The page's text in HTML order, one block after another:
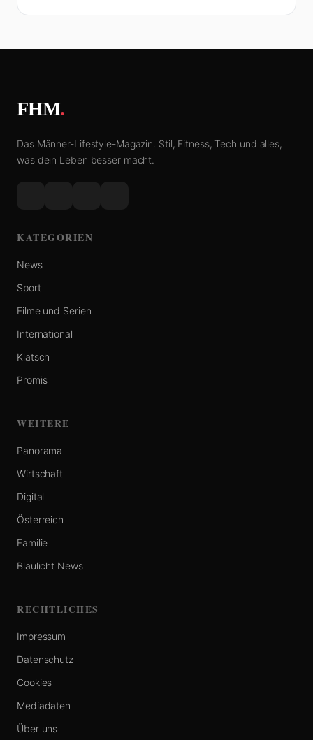
FHM.
Das Männer-Lifestyle-Magazin. Stil, Fitness, Tech und alles,
was dein Leben besser macht.
KATEGORIEN
News
Sport
Filme und Serien
International
Klatsch
Promis
WEITERE
Panorama
Wirtschaft
Digital
Österreich
Familie
Blaulicht News
RECHTLICHES
Impressum
Datenschutz
Cookies
Mediadaten
Über uns